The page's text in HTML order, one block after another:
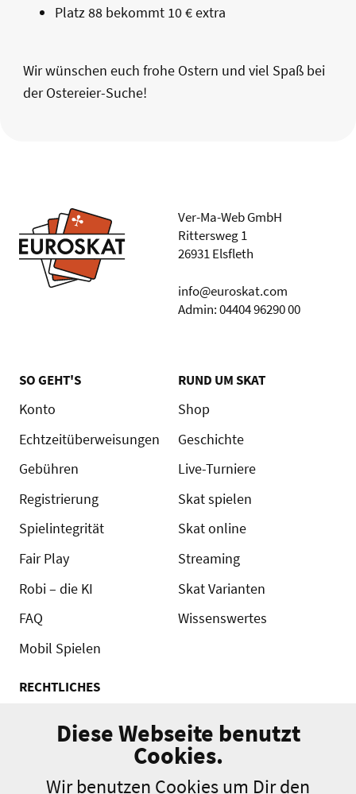
Platz 88 bekommt 10 € extra
Wir wünschen euch frohe Ostern und viel Spaß bei
der Ostereier-Suche!
Ver-Ma-Web GmbH
Rittersweg 1
26931 Elsfleth
info@euroskat.com
Admin: 04404 96290 00
SO GEHT'S
Konto
Echtzeitüberweisungen
Gebühren
Registrierung
Spielintegrität
Fair Play
Robi – die KI
FAQ
Mobil Spielen
RUND UM SKAT
Shop
Geschichte
Live-Turniere
Skat spielen
Skat online
Streaming
Skat Varianten
Wissenswertes
RECHTLICHES
Turnierordnung
Diese Webseite benutzt
Cookies.
Wir benutzen Cookies um Dir den